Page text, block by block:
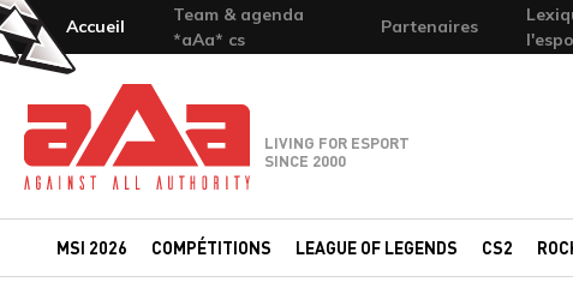
Accueil
Team & agenda
*aAa* cs
Partenaires
Team-aAa - against All authority
LIVING FOR ESPORT
SINCE 2000
MSI 2026 COMPÉTITIONS LEAGUE OF LEGENDS CS2